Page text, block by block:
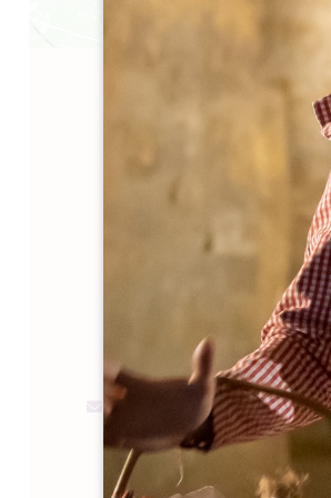
Château Saint-
RÉSERVER
05 57 74 79 70
05 57 74 62 11
tourisme@chateau-saint-
MOIS D'OUVERTURE
M J S